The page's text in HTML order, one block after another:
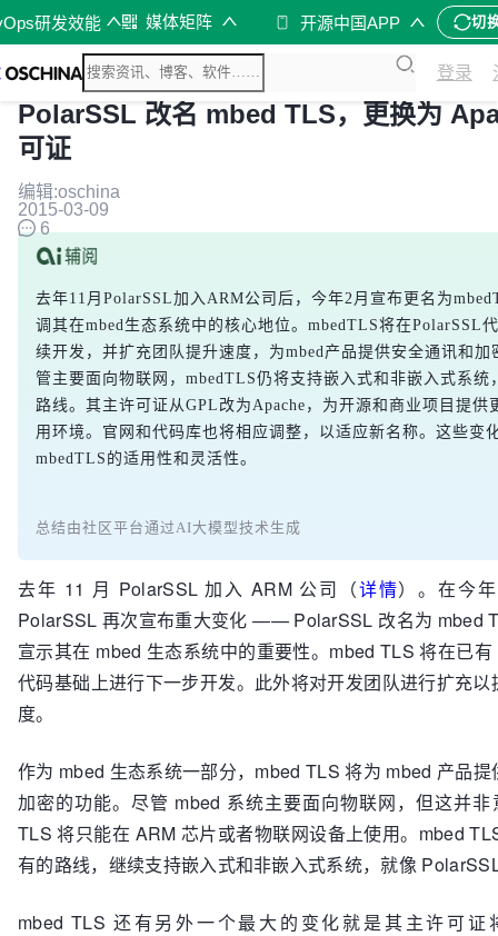
研发效能 媒体矩阵 开源中国APP 切
登录
PolarSSL 改名 mbed TLS，更换为
可证
编辑:oschina
2015-03-09
6
去年11月PolarSSL加入ARM公司后，今年2月宣布更名为
调其在mbed生态系统中的核心地位。mbedTLS将在PolarSSL
续开发，并扩充团队提升速度，为mbed产品提供安全通讯和加
管主要面向物联网，mbedTLS仍将支持嵌入式和非嵌入式系统
路线。其主许可证从GPL改为Apache，为开源和商业项目提供
用环境。官网和代码库也将相应调整，以适应新名称。这些变
mbedTLS的适用性和灵活性。
总结由社区平台通过AI大模型技术生成
去年 11 月 PolarSSL 加入 ARM 公司（详情）。在今
PolarSSL 再次宣布重大变化 —— PolarSSL 改名为 mbed
宣示其在 mbed 生态系统中的重要性。mbed TLS 将在已
代码基础上进行下一步开发。此外将对开发团队进行扩充以
度。
作为 mbed 生态系统一部分，mbed TLS 将为 mbed 产品提
加密的功能。尽管 mbed 系统主要面向物联网，但这并非
TLS 将只能在 ARM 芯片或者物联网设备上使用。mbed
有的路线，继续支持嵌入式和非嵌入式系统，就像
mbed TLS 还有另外一个最大的变化就是其主许可证